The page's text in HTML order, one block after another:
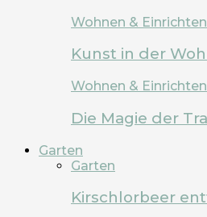
Wohnen & Einrichten
Kunst in der
Wohnen & Einrichten
Die Magie der
Garten
Garten
Kirschlorbeer